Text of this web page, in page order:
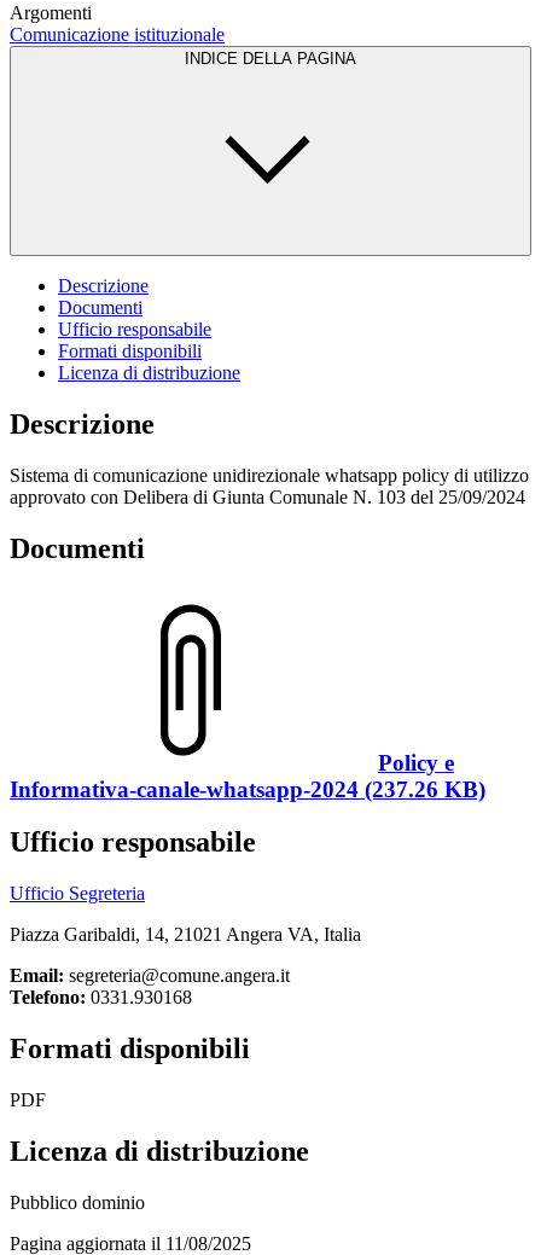
Argomenti
Comunicazione istituzionale
INDICE DELLA PAGINA
Descrizione
Documenti
Ufficio responsabile
Formati disponibili
Licenza di distribuzione
Descrizione
Sistema di comunicazione unidirezionale whatsapp policy di utilizzo
approvato con Delibera di Giunta Comunale N. 103 del 25/09/2024
Documenti
Policy e
Informativa-canale-whatsapp-2024 (237.26 KB)
Ufficio responsabile
Ufficio Segreteria
Piazza Garibaldi, 14, 21021 Angera VA, Italia
Email: segreteria@comune.angera.it
Telefono: 0331.930168
Formati disponibili
PDF
Licenza di distribuzione
Pubblico dominio
Pagina aggiornata il 11/08/2025